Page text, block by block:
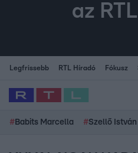
az
Legfrissebb RTL Híradó Fókusz
# Babits Marcella #Szellő István